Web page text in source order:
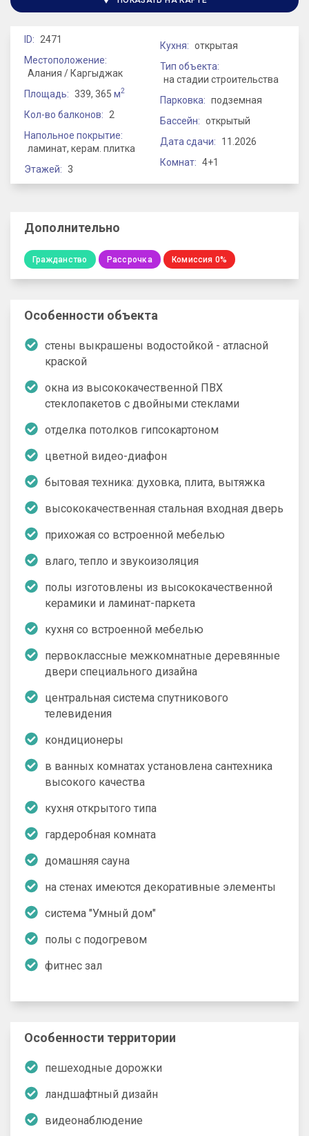
ID:
2471
Местоположение:
Алания / Каргыджак
Площадь: 339, 365 м2
Кол-во балконов:
2
Напольное покрытие:
ламинат, керам. плитка
Этажей: 3
Кухня: открытая
Тип объекта:
на стадии строительства
Парковка: подземная
Бассейн: открытый
Дата сдачи:
11.2026
Комнат: 4+1
Дополнительно
Гражданство Рассрочка Комиссия 0%
Особенности объекта
стены выкрашены водостойкой - атласной
краской
окна из высококачественной ПВХ
стеклопакетов с двойными стеклами
отделка потолков гипсокартоном
цветной видео-диафон
бытовая техника: духовка, плита, вытяжка
высококачественная стальная входная дверь
прихожая со встроенной мебелью
влаго, тепло и звукоизоляция
полы изготовлены из высококачественной
керамики и ламинат-паркета
кухня со встроенной мебелью
первоклассные межкомнатные деревянные
двери специального дизайна
центральная система спутникового
телевидения
кондиционеры
в ванных комнатах установлена сантехника
высокого качества
кухня открытого типа
гардеробная комната
домашняя сауна
на стенах имеются декоративные элементы
система "Умный дом"
полы с подогревом
фитнес зал
Особенности территории
пешеходные дорожки
ландшафтный дизайн
видеонаблюдение